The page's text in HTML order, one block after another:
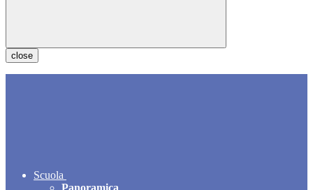
close
Scuola